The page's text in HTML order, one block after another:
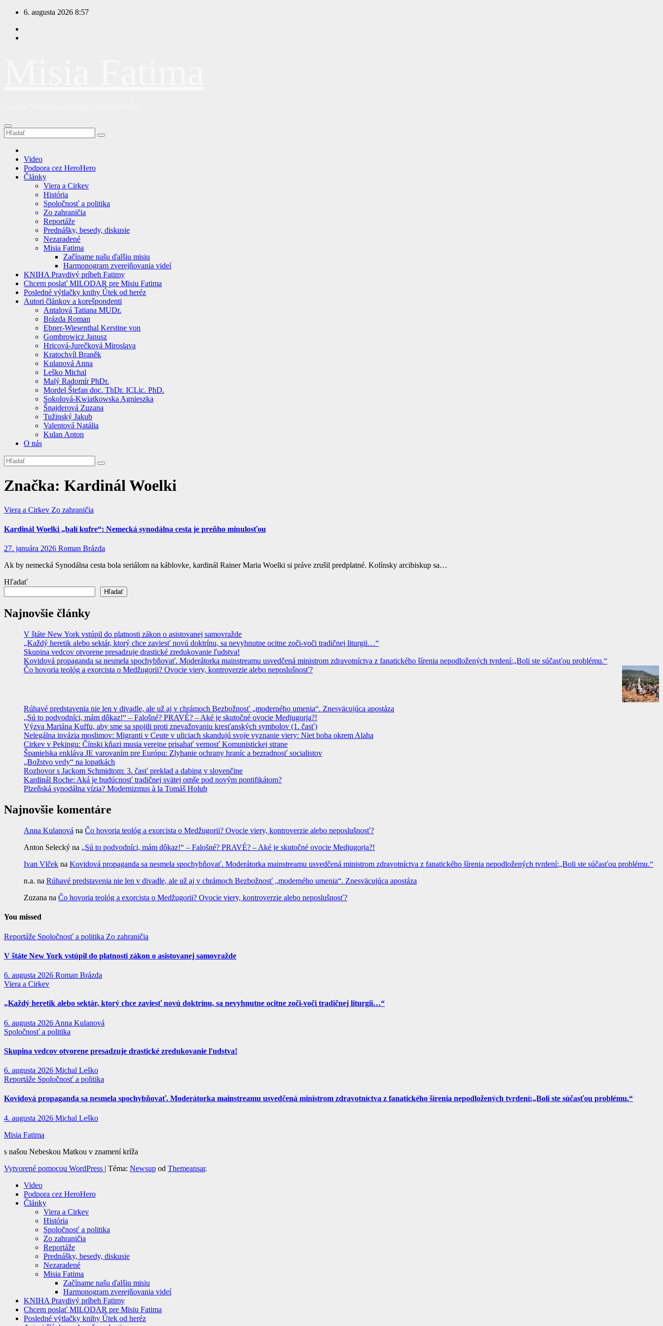
Prejsť
obsah
6. augusta 2026 8:57
Video
Podpora cez HeroHero
Články
Viera a Cirkev
História
Spoločnosť a politika
Zo zahraničia
Reportáže
Prednášky, besedy, diskusie
Nezaradené
Misia Fatima
Začíname našu ďalšiu misiu
Harmonogram zverejňovania videí
KNIHA Pravdivý príbeh Fatimy
Chcem poslať MILODAR pre Misiu Fatima
Posledné výtlačky knihy Útek od heréz
Autori článkov a korešpondenti
Antalová Tatiana MUDr.
Brázda Roman
Ebner-Wiesenthal Kerstine von
Gombrowicz Janusz
Hricová-Jurečková Miroslava
Kratochvíl Braněk
Kulanová Anna
Leško Michal
Malý Radomír PhDr.
Mordel Štefan doc. ThDr. ICLic. PhD.
Sokolová-Kwiatkowska Agnieszka
Šnajderová Zuzana
Tužinský Jakub
Valentová Natália
Kulan Anton
O nás
Značka: Kardinál Woelki
Viera a Cirkev Zo zahraničia
Kardinál Woelki „balí kufre“: Nemecká synodálna cesta je preňho minulosťou
27. januára 2026 Roman Brázda
Ak by nemecká Synodálna cesta bola seriálom na káblovke, kardinál Rainer Maria Woelki si práve zrušil predplatné. Kolínsky arcibiskup sa…
Hľadať
Hľadať
Najnovšie články
V štáte New York vstúpil do platnosti zákon o asistovanej samovražde
„Každý heretik alebo sektár, ktorý chce zaviesť novú doktrínu, sa nevyhnutne ocitne zoči-voči tradičnej liturgii…“
Skupina vedcov otvorene presadzuje drastické zredukovanie ľudstva!
Kovidová propaganda sa nesmela spochybňovať. Moderátorka mainstreamu usvedčená ministrom zdravotníctva z fanatického šírenia nepodložených tvrdení:„Boli ste súčasťou problému.“
Čo hovoria teológ a exorcista o Medžugorii? Ovocie viery, kontroverzie alebo neposlušnosť?
Rúhavé predstavenia nie len v divadle, ale už aj v chrámoch Bezbožnosť „moderného umenia“. Znesväcujúca apostáza
„Sú to podvodníci, mám dôkaz!“ – Falošné? PRAVÉ? – Aké je skutočné ovocie Medjugorja?!
Výzva Mariána Kuffu, aby sme sa spojili proti znevažovaniu kresťanských symbolov (1. časť)
Nelegálna invázia moslimov: Migranti v Ceute v uliciach skandujú svoje vyznanie viery: Niet boha okrem Alaha
Cirkev v Pekingu: Čínski kňazi musia verejne prisahať vernosť Komunistickej strane
Španielska enkláva JE varovaním pre Európu: Zlyhanie ochrany hraníc a bezradnosť socialistov
„Božstvo vedy“ na lopatkách
Rozhovor s Jackom Schmidtom: 3. časť preklad a dabing v slovenčine
Kardinál Roche: Aká je budúcnosť tradičnej svätej omše pod novým pontifikátom?
Plzeňská synodálna vízia? Modernizmus à la Tomáš Holub
Najnovšie komentáre
Anna Kulanová na Čo hovoria teológ a exorcista o Medžugorii? Ovocie viery, kontroverzie alebo neposlušnosť?
Anton Selecký na „Sú to podvodníci, mám dôkaz!“ – Falošné? PRAVÉ? – Aké je skutočné ovocie Medjugorja?!
Ivan Vlček na Kovidová propaganda sa nesmela spochybňovať. Moderátorka mainstreamu usvedčená ministrom zdravotníctva z fanatického šírenia nepodložených tvrdení:„Boli ste súčasťou problému.“
n.a. na Rúhavé predstavenia nie len v divadle, ale už aj v chrámoch Bezbožnosť „moderného umenia“. Znesväcujúca apostáza
Zuzana na Čo hovoria teológ a exorcista o Medžugorii? Ovocie viery, kontroverzie alebo neposlušnosť?
You missed
Reportáže Spoločnosť a politika Zo zahraničia
V štáte New York vstúpil do platnosti zákon o asistovanej samovražde
6. augusta 2026 Roman Brázda
Viera a Cirkev
„Každý heretik alebo sektár, ktorý chce zaviesť novú doktrínu, sa nevyhnutne ocitne zoči-voči tradičnej liturgii…“
6. augusta 2026 Anna Kulanová
Spoločnosť a politika
Skupina vedcov otvorene presadzuje drastické zredukovanie ľudstva!
6. augusta 2026 Michal Leško
Reportáže Spoločnosť a politika
Kovidová propaganda sa nesmela spochybňovať. Moderátorka mainstreamu usvedčená ministrom zdravotníctva z fanatického šírenia nepodložených tvrdení:„Boli ste súčasťou problému.“
4. augusta 2026 Michal Leško
Misia Fatima
s našou Nebeskou Matkou v znamení kríža
Vytvorené pomocou WordPress | Téma: Newsup od Themeansar.
Video
Podpora cez HeroHero
Články
Viera a Cirkev
História
Spoločnosť a politika
Zo zahraničia
Reportáže
Prednášky, besedy, diskusie
Nezaradené
Misia Fatima
Začíname našu ďalšiu misiu
Harmonogram zverejňovania videí
KNIHA Pravdivý príbeh Fatimy
Chcem poslať MILODAR pre Misiu Fatima
Posledné výtlačky knihy Útek od heréz